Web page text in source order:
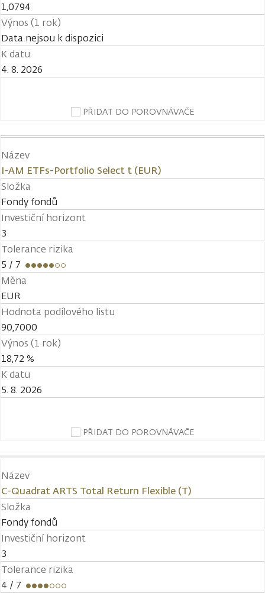
1,0794
Výnos (1 rok)
Data nejsou k dispozici
K datu
4. 8. 2026
PŘIDAT DO POROVNÁVAČE
Název
I-AM ETFs-Portfolio Select t (EUR)
Složka
Fondy fondů
Investiční horizont
3
Tolerance rizika
5 / 7
Měna
EUR
Hodnota podílového listu
90,7000
Výnos (1 rok)
18,72 %
K datu
5. 8. 2026
PŘIDAT DO POROVNÁVAČE
Název
C-Quadrat ARTS Total Return Flexible (T)
Složka
Fondy fondů
Investiční horizont
3
Tolerance rizika
4 / 7